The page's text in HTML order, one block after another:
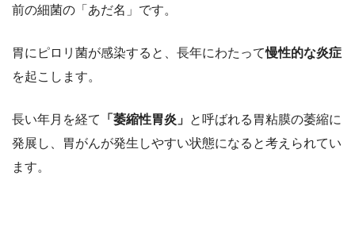
前の細菌の「あだ名」です。
胃にピロリ菌が感染すると、長年にわたって慢性的な炎症
を起こします。
長い年月を経て 「萎縮性胃炎」 と呼ばれる胃粘膜の萎縮に
発展し、胃がんが発生しやすい状態になると考えられてい
ます。